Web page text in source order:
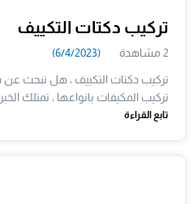
تركيب دكتات التكييف
2 مشاهدة (6/4/2023)
تركيب دكتات التكييف ، هل تبحث
تركيب المكيفات بانواعها ، تمتلك
تابع القراءة